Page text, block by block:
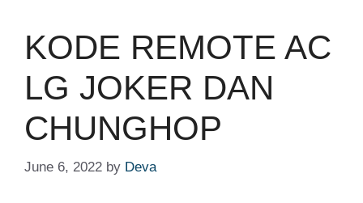
KODE REMOTE AC
LG JOKER DAN
CHUNGHOP
June 6, 2022 by Deva